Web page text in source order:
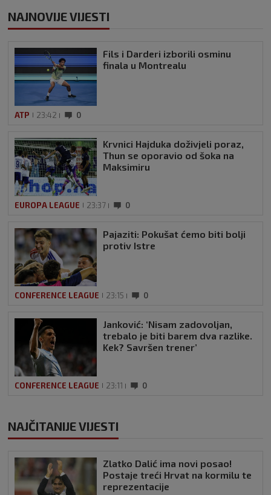
NAJNOVIJE VIJESTI
Fils i Darderi izborili osminu
finala u Montrealu
ATP 23:42 0
Krvnici Hajduka doživjeli poraz,
Thun se oporavio od šoka na
Maksimiru
EUROPA LEAGUE 23:37 0
Pajaziti: Pokušat ćemo biti bolji
protiv Istre
CONFERENCE LEAGUE 23:15 0
Janković: ‘Nisam zadovoljan,
trebalo je biti barem dva razlike.
Kek? Savršen trener’
CONFERENCE LEAGUE 23:11 0
NAJČITANIJE VIJESTI
Zlatko Dalić ima novi posao!
Postaje treći Hrvat na kormilu te
reprezentacije